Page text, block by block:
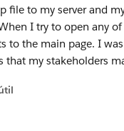
file to my server and
I try to open any
to the main page. I
that my stakeholders